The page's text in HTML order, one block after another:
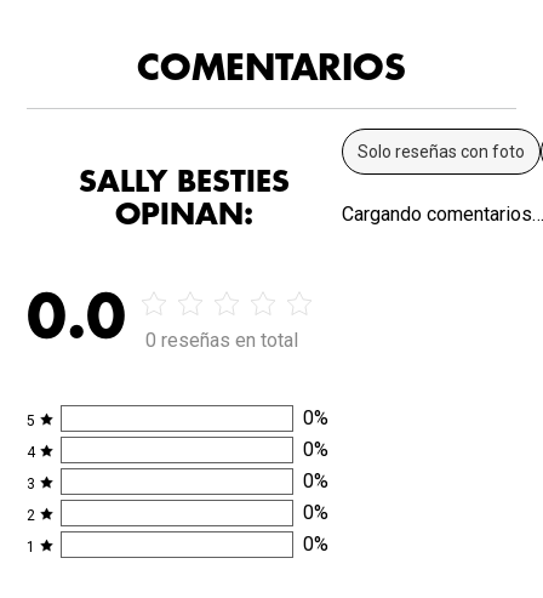
COMENTARIOS
SALLY BESTIES
OPINAN:
0.0 0 reseñas en total
5 0%
4 0%
3 0%
2 0%
1 0%
Solo reseñas con foto
Cargando